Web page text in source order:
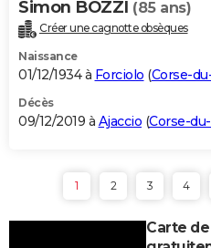
Simon BOZZI (85 ans)
Créer une cagnotte obsèques
Naissance
01/12/1934 à Forciolo (Corse-
Décès
09/12/2019 à Ajaccio (Corse-
1 2 3 4
Carte